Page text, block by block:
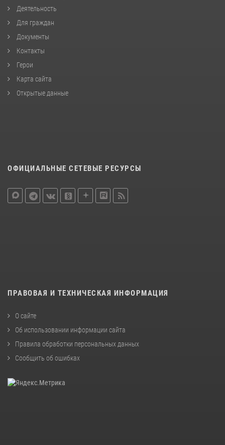
Деятельность
Для граждан
Документы
Контакты
Герои
Карта сайта
Открытые данные
ОФИЦИАЛЬНЫЕ СЕТЕВЫЕ РЕСУРСЫ
ПРАВОВАЯ И ТЕХНИЧЕСКАЯ ИНФОРМАЦИЯ
О сайте
Об использовании информации сайта
Правила обработки персональных данных
Сообщить об ошибках